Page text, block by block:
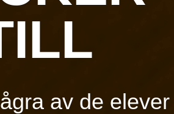
av de elever